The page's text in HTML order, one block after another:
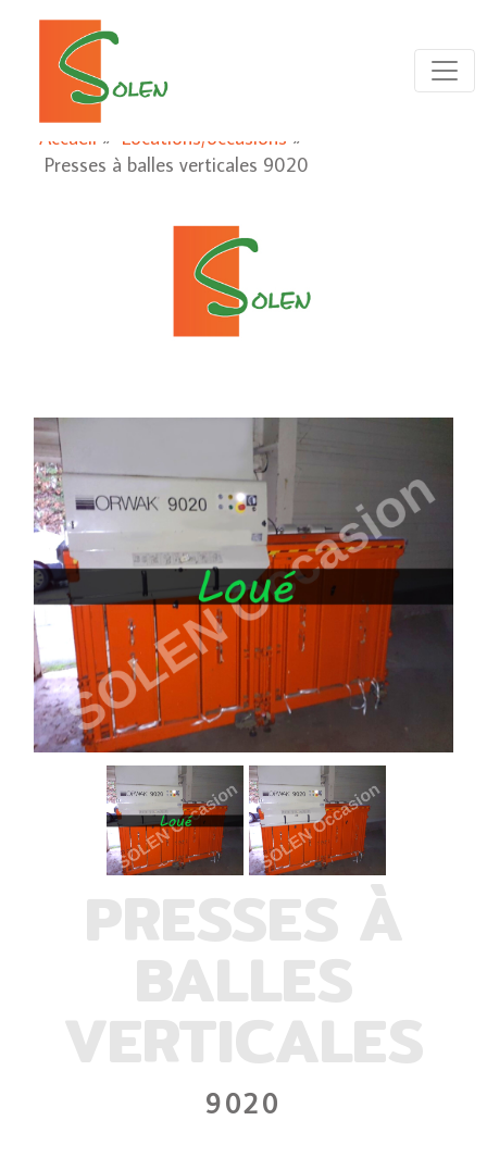
Accueil » Locations/occasions »
Presses à balles verticales 9020
PRESSES À
BALLES
VERTICALES
9020